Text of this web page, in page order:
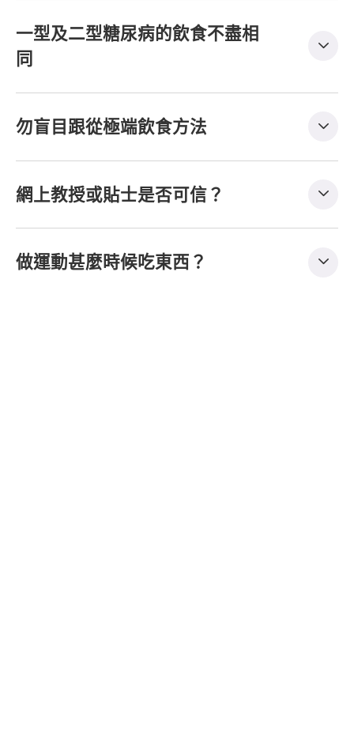
一型及二型糖尿病的飲食不盡相
同
勿盲目跟從極端飲食方法
網上教授或貼士是否可信？
做運動甚麼時候吃東西？